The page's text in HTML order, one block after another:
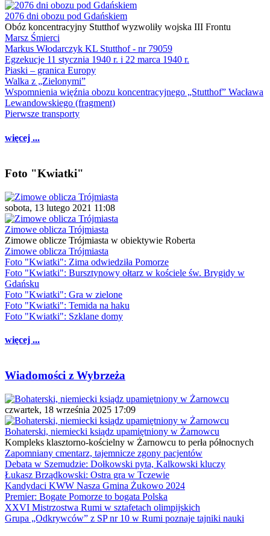
2076 dni obozu pod Gdańskiem
Obóz koncentracyjny Stutthof wyzwoliły wojska III Frontu
Marsz Śmierci
Markus Włodarczyk KL Stutthof - nr 79059
Egzekucje 11 stycznia 1940 r. i 22 marca 1940 r.
Piaski – granica Europy
Walka z „Zielonymi”
Wspomnienia więźnia obozu koncentracyjnego „Stutthof” Wacława
Lewandowskiego (fragment)
Pierwsze transporty
więcej ...
Foto "Kwiatki"
sobota, 13 lutego 2021 11:08
Zimowe oblicza Trójmiasta
Zimowe oblicze Trójmiasta w obiektywie Roberta
Zimowe oblicza Trójmiasta
Foto "Kwiatki": Zima odwiedziła Pomorze
Foto "Kwiatki": Bursztynowy ołtarz w kościele św. Brygidy w
Gdańsku
Foto "Kwiatki": Gra w zielone
Foto "Kwiatki": Temida na haku
Foto "Kwiatki": Szklane domy
więcej ...
Wiadomości z Wybrzeża
czwartek, 18 września 2025 17:09
Bohaterski, niemiecki ksiądz upamiętniony w Żarnowcu
Kompleks klasztorno-kościelny w Żarnowcu to perła północnych
Zapomniany cmentarz, tajemnicze zgony pacjentów
Debata w Szemudzie: Dołkowski pyta, Kalkowski kluczy
Łukasz Brządkowski: Ostra gra w Tczewie
Kandydaci KWW Nasza Gmina Żukowo 2024
Premier: Bogate Pomorze to bogata Polska
XXVI Mistrzostwa Rumi w sztafetach olimpijskich
Grupa „Odkrywców” z SP nr 10 w Rumi poznaje tajniki nauki